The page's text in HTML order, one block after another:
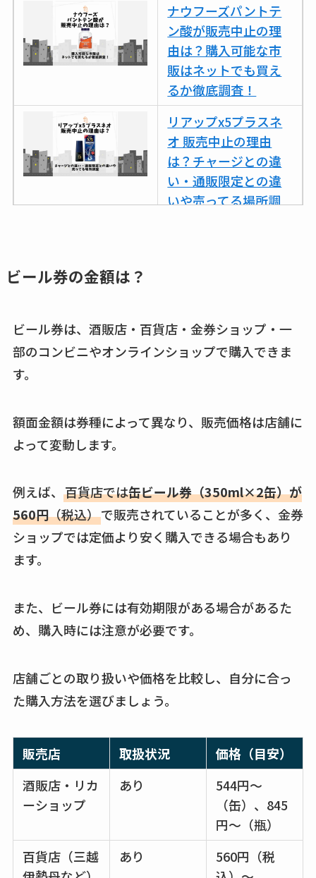
ナウフーズパントテ
ン酸が販売中止の理
由は？購入可能な市
販はネットでも買え
るか徹底調査！
リアップx5プラスネ
オ 販売中止の理由
は？チャージとの違
い・通販限定との違
いや売ってる場所調
通販調査
アクアテクトゲルが
買える？値段や手荒
の料金は？セール・
半額になるのはい
つ？激安販売店・通
てる？ロフトやハン
ズで買える？楽天や
売ってない？どこで
売ってるか・代替品
など解説
ビタクラフトのウル
トラが廃盤？なぜ？
復刻はある？ウルト
ラカパーは品切れ？
ビール券の金額は？
ビール券は、酒販店・百貨店・金券ショップ・一
部のコンビニやオンラインショップで購入できま
す。
額面金額は券種によって異なり、販売価格は店舗に
よって変動します。
例えば、 百貨店では缶ビール券（350ml×2缶）が
560円（税込）で販売されていることが多く、金券
ショップでは定価より安く購入できる場合もあり
ます。
また、ビール券には有効期限がある場合があるた
め、購入時には注意が必要です。
店舗ごとの取り扱いや価格を比較し、自分に合っ
た購入方法を選びましょう。
販売店 取扱状況
価格（目安）
酒販店・リカ
ーショップ
あり
544円～
（缶）、845
円～（瓶）
百貨店（三越
あり
560円（税